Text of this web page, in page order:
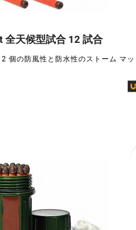
全天候型試合 12 試合
個の防風性と防水性のストーム マッ
  